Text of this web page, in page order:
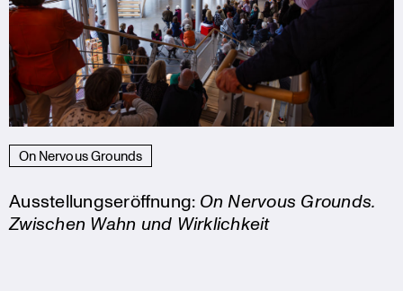
On Nervous Grounds
Ausstellungseröffnung: On Nervous Grounds.
Zwischen Wahn und Wirklichkeit